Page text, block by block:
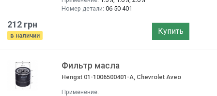
Номер детали: 06 50 401
212 грн
в наличии Купить
Фильтр маслa
Hengst 01-1006500401-A, Chevrolet Aveo
Применение: